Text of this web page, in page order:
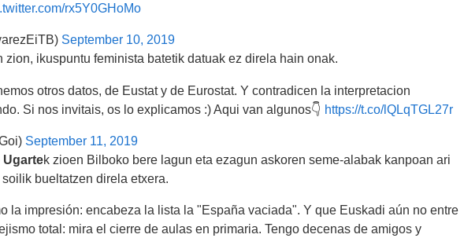
rx5Y0GHoMo
September 10, 2019
zion, ikuspuntu feminista batetik datuak ez direla hain onak.
otros datos, de Eustat y de Eurostat. Y contradicen la interpretacion
Si nos invitais, os lo explicamos :) Aqui van algunos👇 https://t.co/lQLqTGL27r
September 11, 2019
Ugartek zioen Bilboko bere lagun eta ezagun askoren seme-alabak kanpoan ari
bueltatzen direla etxera.
la impresión: encabeza la lista la "España vaciada". Y que Euskadi aún no entre
total: mira el cierre de aulas en primaria. Tengo decenas de amigos y